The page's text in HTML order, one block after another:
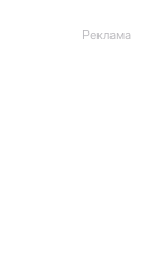
Реклама